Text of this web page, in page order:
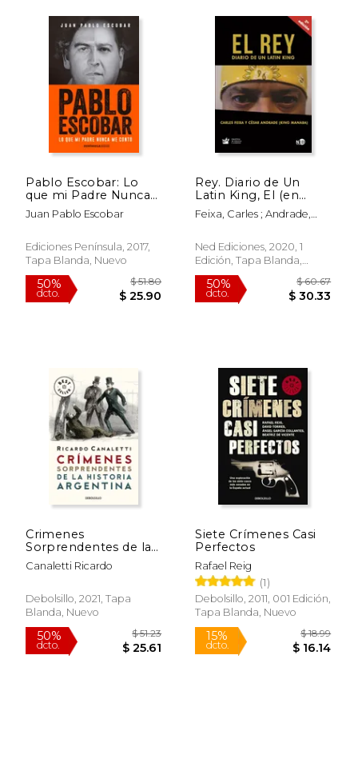
dcto. $ 12.95 dcto.
Pablo Escobar: Lo
que mi Padre Nunca
me Contó
Juan Pablo Escobar
Ediciones Península, 2017,
Tapa Blanda, Nuevo
50%
dcto. $ 25.90
Rey. Diario de Un
Latin King, El (en
Inglés)
Feixa, Carles ; Andrade,
Ned Ediciones, 2020, 1
Edición, Tapa Blanda,
Nuevo
50%
dcto. $
Crimenes
Sorprendentes de la
Historia Argentina
Canaletti Ricardo
Debolsillo, 2021, Tapa
Blanda, Nuevo
Siete Crímenes Casi
Perfectos
Rafael Reig
(1)
Debolsillo, 2011, 001 Edición,
Tapa Blanda, Nuevo